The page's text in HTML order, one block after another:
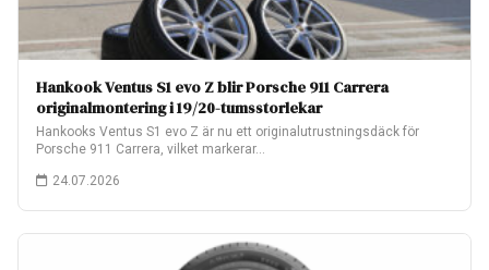
Hankook Ventus S1 evo Z blir Porsche 911 Carrera
originalmontering i 19/20-tumsstorlekar
Hankooks Ventus S1 evo Z är nu ett originalutrustningsdäck för
Porsche 911 Carrera, vilket markerar…
24.07.2026